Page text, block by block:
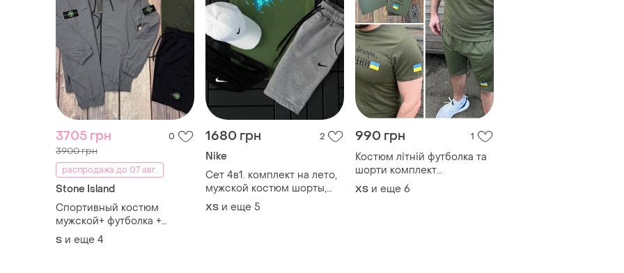
3705 грн 0
3900 грн
распродажа до 07 авг.
Stone Island
Спортивный костюм
мужской+ футболка +
шорты + кепка, большой
сет 5 в 1 по выгодной цене
S и еще 4
1680 грн 2
Nike
Сет 4в1. комплект на лето,
мужской костюм шорты,
футболка, кепка, бананка
XS и еще 5
990 грн 1
Костюм літній футболка та
шорти комплект
патріотичний з логотипом
"доброго вечора, ми з
XS и еще 6